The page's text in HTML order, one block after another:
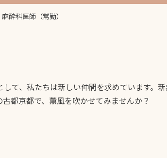
麻酔科医師（常勤）
て、私たちは新しい仲間を求めています。
都京都で、薫風を吹かせてみませんか？